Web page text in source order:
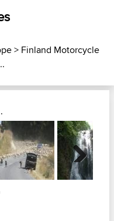
> Finland Motorcycle
Next